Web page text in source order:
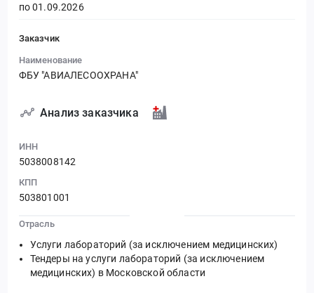
по 01.09.2026
Заказчик
Наименование
ФБУ "АВИАЛЕСООХРАНА"
Анализ заказчика
ИНН
5038008142
КПП
503801001
Отрасль
Услуги лабораторий (за исключением медицинских)
Тендеры на услуги лабораторий (за исключением
медицинских) в Московской области